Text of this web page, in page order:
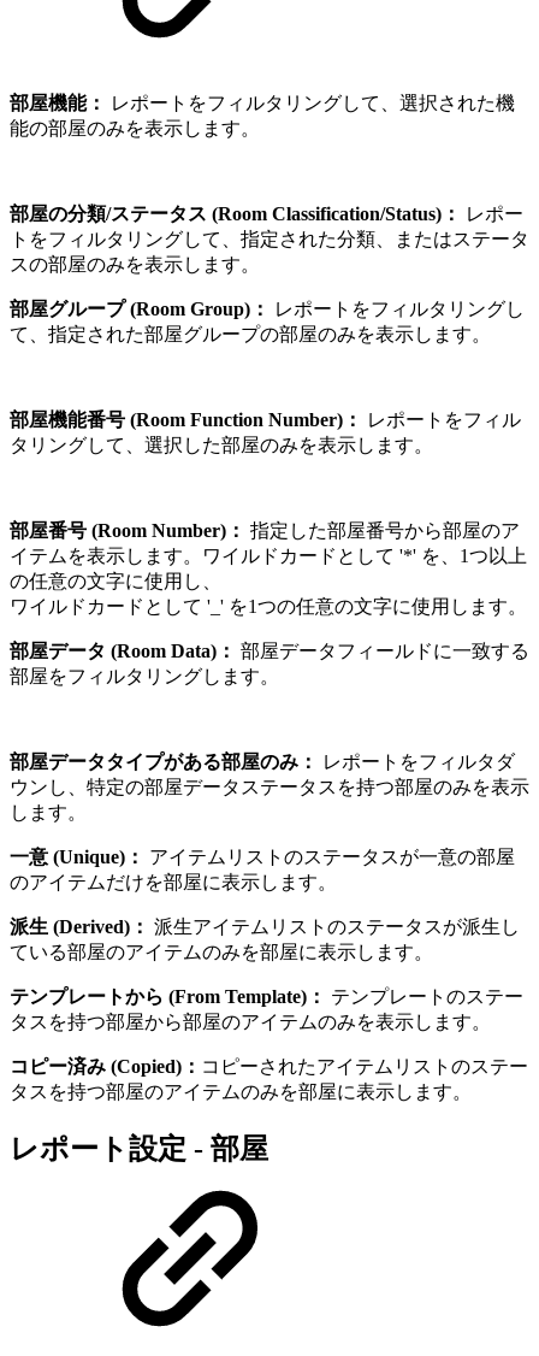
部屋機能：
レポートをフィルタリングして、選択された機
能の部屋のみを表示します。
部屋の分類/ステータス (Room Classification/Status)：
レポー
トをフィルタリングして、指定された分類、またはステータ
スの部屋のみを表示します。
部屋グループ (Room Group)：
レポートをフィルタリングし
て、指定された部屋グループの部屋のみを表示します。
部屋機能番号 (Room Function Number)：
レポートをフィル
タリングして、選択した部屋のみを表示します。
部屋番号 (Room Number)： 指定した部屋番号から部屋のア
イテムを表示します。ワイルドカードとして '*' を、1つ以上
の任意の文字に使用し、
ワイルドカードとして '_' を1つの任意の文字に使用します。
部屋データ (Room Data)： 部屋データフィールドに一致する
部屋をフィルタリングします。
部屋データタイプがある部屋のみ：
レポートをフィルタダ
ウンし、特定の部屋データステータスを持つ部屋のみを表示
します。
一意 (Unique)：
アイテムリストのステータスが一意の部屋
のアイテムだけを部屋に表示します。
派生 (Derived)： 派生アイテムリストのステータスが派生し
ている部屋のアイテムのみを部屋に表示します。
テンプレートから (From Template)：
テンプレートのステー
タスを持つ部屋から部屋のアイテムのみを表示します。
コピー済み (Copied)： コピーされたアイテムリストのステー
タスを持つ部屋のアイテムのみを部屋に表示します。
レポート設定 - 部屋